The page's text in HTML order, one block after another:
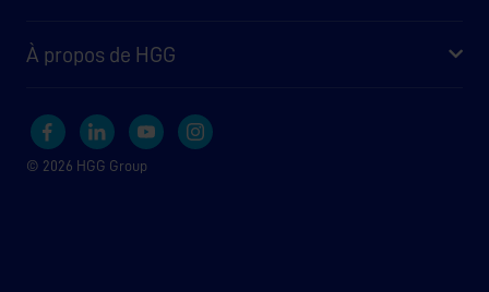
À propos de HGG
© 2026 HGG Group